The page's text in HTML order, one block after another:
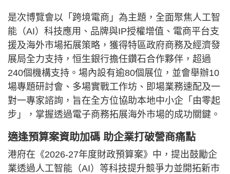
是次博覽會以「跨境電商」為主題，全面聚焦人工智
能（AI）科技應用、品牌與IP授權增值、電商平台支
援及海外市場拓展策略，獲得特區政府商務及經濟發
展局全力支持，恒生銀行擔任鑽石合作夥伴，超過
240個機構支持。場內設有逾80個展位，並會舉辦10
場專題研討會、多場實戰工作坊、即場業務速配及一
對一專家諮詢，旨在全方位協助本地中小企「由零起
步」，掌握透過電子商務拓展海外市場的成功關鍵。
適逢預算案資助加碼 助企業打破營商痛點
港府在《2026-27年度財政預算案》中，提出鼓勵企
業透過人工智能（AI）等科技提升競爭力並開拓新市